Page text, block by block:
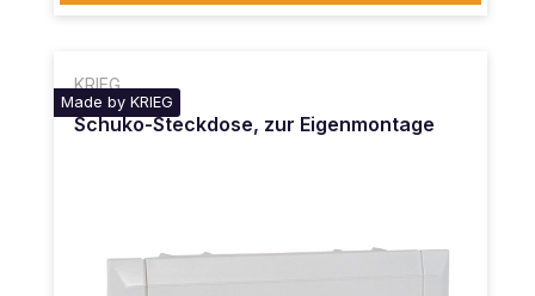
KRIEG
Made by KRIEG
Schuko-Steckdose, zur Eigenmontage